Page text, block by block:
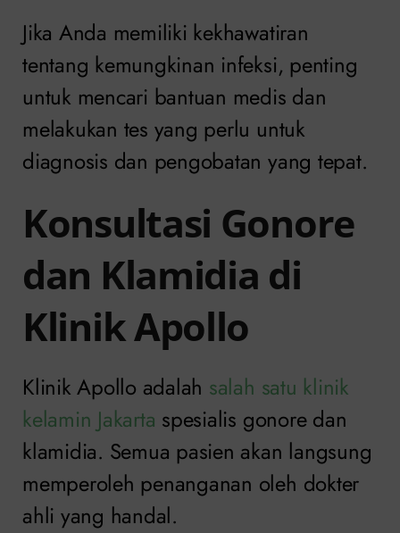
Jika Anda memiliki kekhawatiran
tentang kemungkinan infeksi, penting
untuk mencari bantuan medis dan
melakukan tes yang perlu untuk
diagnosis dan pengobatan yang tepat.
Konsultasi Gonore
dan Klamidia di
Klinik Apollo
Klinik Apollo adalah salah satu klinik
kelamin Jakarta spesialis gonore dan
klamidia. Semua pasien akan langsung
memperoleh penanganan oleh dokter
ahli yang handal.